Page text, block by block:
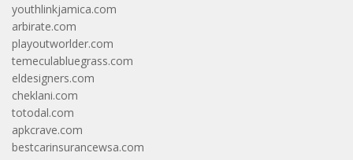
youthlinkjamica.com
arbirate.com
playoutworlder.com
temeculabluegrass.com
eldesigners.com
cheklani.com
totodal.com
apkcrave.com
bestcarinsurancewsa.com